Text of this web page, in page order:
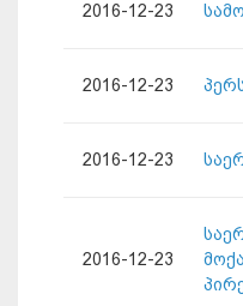
2016-12-23
2016-12-23
2016-12-23
2016-12-23